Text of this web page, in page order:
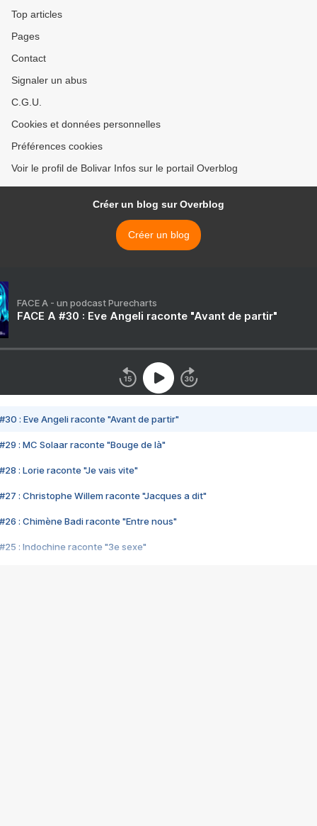
Top articles
Pages
Contact
Signaler un abus
C.G.U.
Cookies et données personnelles
Préférences cookies
Voir le profil de Bolivar Infos sur le portail Overblog
Créer un blog sur Overblog
Créer un blog
FACE A - un podcast Purecharts
FACE A #30 : Eve Angeli raconte "Avant de partir"
#30 : Eve Angeli raconte "Avant de partir"
#29 : MC Solaar raconte "Bouge de là"
#28 : Lorie raconte "Je vais vite"
#27 : Christophe Willem raconte "Jacques a dit"
#26 : Chimène Badi raconte "Entre nous"
#25 : Indochine raconte "3e sexe"